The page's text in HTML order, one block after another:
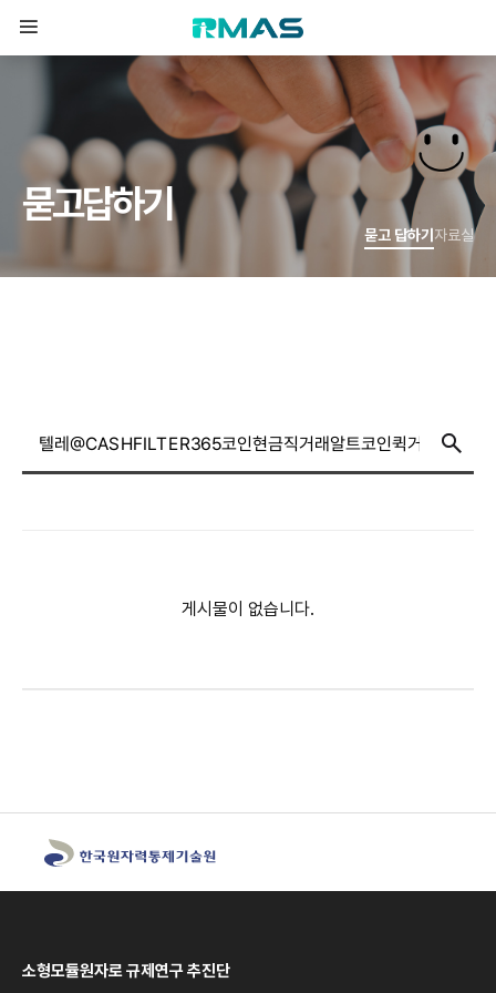
묻고답하기
묻고 답하기 자료실
게시물이 없습니다.
소형모듈원자로 규제연구 추진단